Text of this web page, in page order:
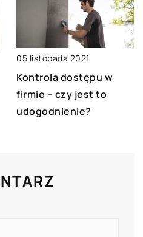
05 listopada 2021
Kontrola dostępu w
firmie – czy jest to
udogodnienie?